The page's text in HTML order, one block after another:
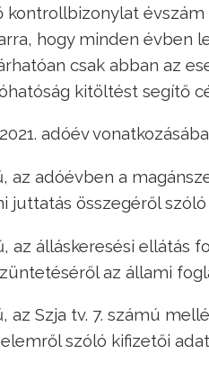
kontrollbizonylat
hogy minden évben
csak abban az
kitöltést segítő
adóév
az adóévben a
juttatás összegéről
az álláskeresési ellátás
az állami
az Szja tv. 7. számú
szóló kifizetői